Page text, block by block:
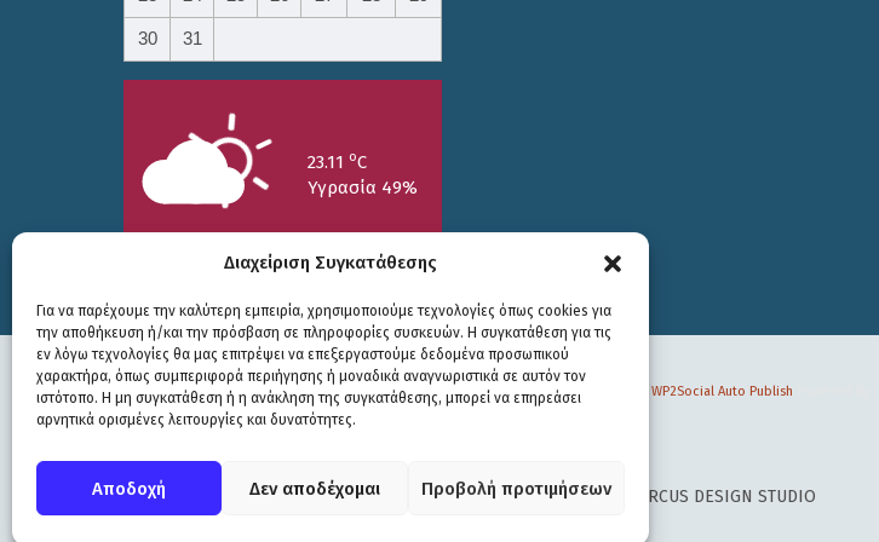
Διαχείριση Συγκατάθεσης
Για να παρέχουμε την καλύτερη εμπειρία, χρησιμοποιούμε τεχνολογίες όπως cookies για
την αποθήκευση ή/και την πρόσβαση σε πληροφορίες συσκευών. Η συγκατάθεση για τις
εν λόγω τεχνολογίες θα μας επιτρέψει να επεξεργαστούμε δεδομένα προσωπικού
χαρακτήρα, όπως συμπεριφορά περιήγησης ή μοναδικά αναγνωριστικά σε αυτόν τον
ιστότοπο. Η μη συγκατάθεση ή η ανάκληση της συγκατάθεσης, μπορεί να επηρεάσει
αρνητικά ορισμένες λειτουργίες και δυνατότητες.
Αποδοχή Δεν αποδέχομαι Προβολή προτιμήσεων
30 31
23.11 oC
Υγρασία 49%
25/7
15.73oC
26/7
17.99oC
27/7
20.94oC
© COPYRIGHT ΔΗΜΟΣ ΣΟΥΛΙΟΥ 2026
WEB DEVELOPMENT BYΕΓΚΡΙΤΟΣ GROUP| GRAPHICS DESIGN BY CIRCUS DESIGN STUDIO
WP2Social Auto Publish